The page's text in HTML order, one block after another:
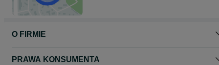
O FIRMIE
PRAWA KONSUMENTA